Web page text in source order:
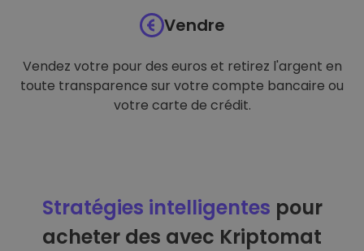
Vendre
Vendez votre pour des euros et retirez l'argent en
toute transparence sur votre compte bancaire ou
votre carte de crédit.
Stratégies intelligentes pour
acheter des avec Kriptomat